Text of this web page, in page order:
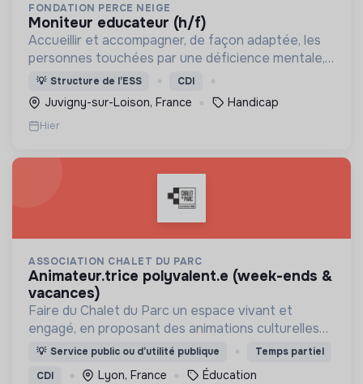
FONDATION PERCE NEIGE
moniteur educateur (h/f)
Accueillir et accompagner, de façon adaptée, les
personnes touchées par une déficience mentale,
un handicap physique ou psychique
💡 Structure de l’ESS CDI
Juvigny-sur-Loison, France Handicap
Hier
ASSOCIATION CHALET DU PARC
animateur.trice polyvalent.e (week-ends &
vacances)
Faire du Chalet du Parc un espace vivant et
engagé, en proposant des animations culturelles
et pédagogiques (ateliers, expos, jeux) pour vivre
une expérience accessible et inspirante.
💡 Service public ou d’utilité publique
Temps partiel
CDI
Lyon, France Éducation